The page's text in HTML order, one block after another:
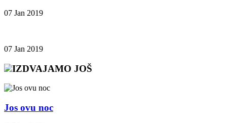
07 Jan 2019
07 Jan 2019
IZDVAJAMO JOŠ
Jos ovu noc